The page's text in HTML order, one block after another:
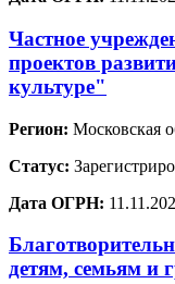
Частное
проектов
культуре"
Регион: Московская
Статус:
Дата ОГРН:
детям, семьям и